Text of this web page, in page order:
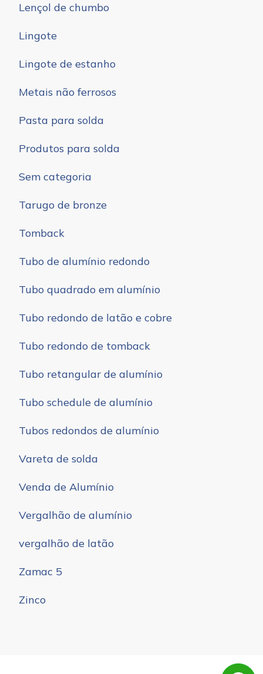
Lençol de chumbo
Lingote
Lingote de estanho
Metais não ferrosos
Pasta para solda
Produtos para solda
Sem categoria
Tarugo de bronze
Tomback
Tubo de alumínio redondo
Tubo quadrado em alumínio
Tubo redondo de latão e cobre
Tubo redondo de tomback
Tubo retangular de alumínio
Tubo schedule de alumínio
Tubos redondos de alumínio
Vareta de solda
Venda de Alumínio
Vergalhão de alumínio
vergalhão de latão
Zamac 5
Zinco